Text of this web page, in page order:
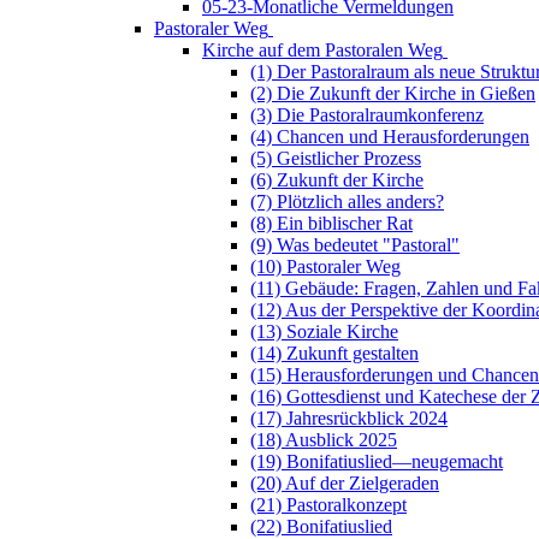
05-23-Monatliche Vermeldungen
Pastoraler Weg
Kirche auf dem Pastoralen Weg
(1) Der Pastoralraum als neue
(2) Die Zukunft der Kirche in Gießen
(3) Die Pastoralraumkonferenz
(4) Chancen und Herausforderungen
(5) Geistlicher Prozess
(6) Zukunft der Kirche
(7) Plötzlich alles anders?
(8) Ein biblischer Rat
(9) Was bedeutet "Pastoral"
(10) Pastoraler Weg
(11) Gebäude: Fragen, Zahlen und
(12) Aus der Perspektive der
(13) Soziale Kirche
(14) Zukunft gestalten
(15) Herausforderungen und Chancen
(16) Gottesdienst und Katechese der
(17) Jahresrückblick 2024
(18) Ausblick 2025
(19) Bonifatiuslied—neugemacht
(20) Auf der Zielgeraden
(21) Pastoralkonzept
(22) Bonifatiuslied